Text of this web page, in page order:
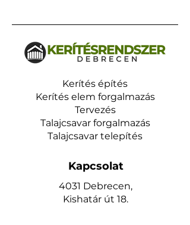
Kerítés építés
Kerítés elem forgalmazás
Tervezés
Talajcsavar forgalmazás
Talajcsavar telepítés
Kapcsolat
4031 Debrecen,
Kishatár út 18.